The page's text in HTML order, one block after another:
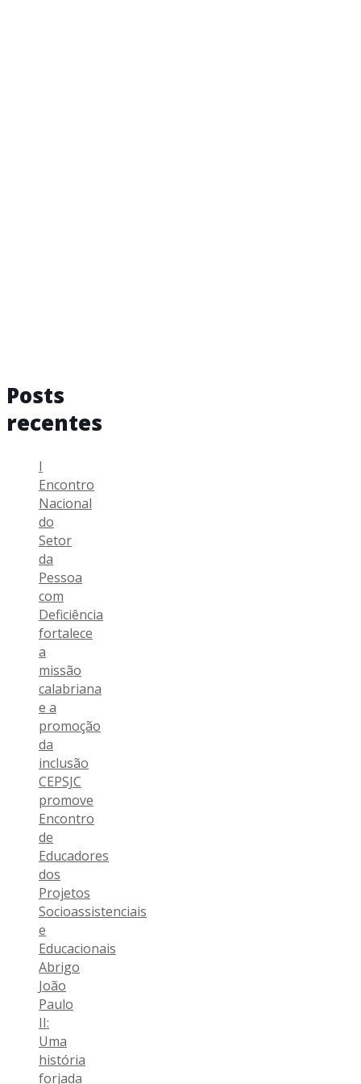
Posts
recentes
I
Encontro
Nacional
do
Setor
da
Pessoa
com
Deficiência
fortalece
a
missão
calabriana
e a
promoção
da
inclusão
CEPSJC
promove
Encontro
de
Educadores
dos
Projetos
Socioassistenciais
e
Educacionais
Abrigo
João
Paulo
II:
Uma
história
forjada